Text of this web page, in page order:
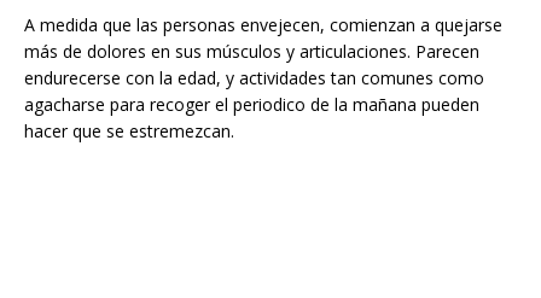
A medida que las personas envejecen, comienzan a quejarse
más de dolores en sus músculos y articulaciones. Parecen
endurecerse con la edad, y actividades tan comunes como
agacharse para recoger el periodico de la mañana pueden
hacer que se estremezcan.